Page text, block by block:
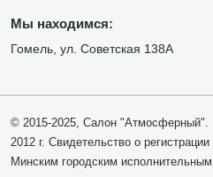
Мы находимся:
Гомель, ул. Советская 138А
© 2015-2025, Салон "Атмосферный".
2012 г. Свидетельство о
Минским городским